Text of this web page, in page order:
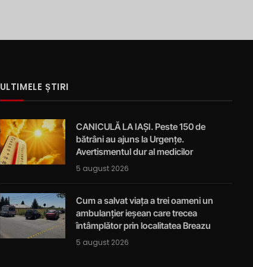
ULTIMELE ȘTIRI
CANICULĂ LA IAȘI. Peste 150 de
bătrâni au ajuns la Urgențe.
Avertismentul dur al medicilor
5 august 2026
Cum a salvat viața a trei oameni un
ambulanțier ieșean care trecea
întâmplător prin localitatea Breazu
5 august 2026